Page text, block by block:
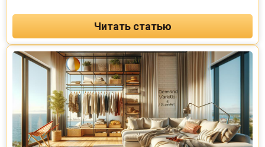
Читать статью